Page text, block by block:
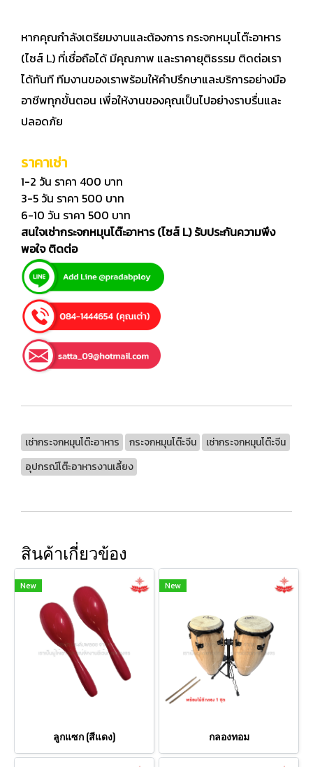
หากคุณกำลังเตรียมงานและต้องการ กระจกหมุนโต๊ะอาหาร
(ไซส์ L) ที่เชื่อถือได้ มีคุณภาพ และราคายุติธรรม ติดต่อเรา
ได้ทันที ทีมงานของเราพร้อมให้คำปรึกษาและบริการอย่างมือ
อาชีพทุกขั้นตอน เพื่อให้งานของคุณเป็นไปอย่างราบรื่นและ
ปลอดภัย
ราคาเช่า
1-2 วัน ราคา 400 บาท
3-5 วัน ราคา 500 บาท
6-10 วัน ราคา 500 บาท
สนใจเช่ากระจกหมุนโต๊ะอาหาร (ไซส์ L) รับประกันความพึง
พอใจ ติดต่อ
เช่ากระจกหมุนโต๊ะอาหาร กระจกหมุนโต๊ะจีน
เช่ากระจกหมุนโต๊ะจีน
อุปกรณ์โต๊ะอาหารงานเลี้ยง
สินค้าเกี่ยวข้อง
New
ลูกแซก (สีแดง)
New
กลองทอม